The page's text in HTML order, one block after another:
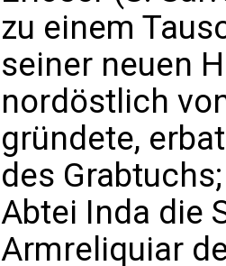
zu einem
seiner neuen
nordöstlich
gründete,
des
Abtei Inda die
Armreliquiar